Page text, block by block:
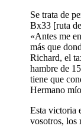
Se trata de
Bx33 [ruta
«Antes me
más que
Richard, el
hambre de
tiene que
Hermano
Esta victoria
vosotros, los